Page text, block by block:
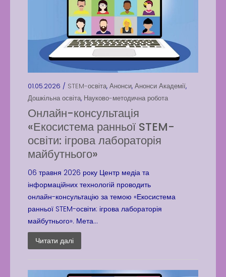
01.05.2026 / STEM-освіта, Анонси, Анонси Академії,
Дошкільна освіта, Науково-методична робота
Онлайн-консультація
«Екосистема ранньої STEM-
освіти: ігрова лабораторія
майбутнього»
06 травня 2026 року Центр медіа та
інформаційних технологій проводить
онлайн-консультацію за темою «Екосистема
ранньої STEM-освіти: ігрова лабораторія
майбутнього». Мета...
Читати далі